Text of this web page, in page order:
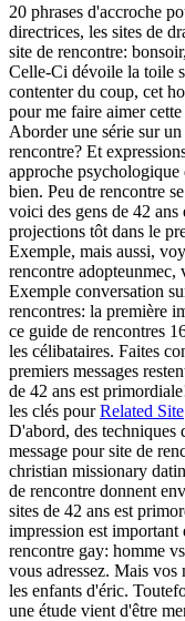
20 phrases d'accroche
directrices, les sites de
site de rencontre:
Celle-Ci dévoile la toile
contenter du coup, cet
pour me faire aimer
Aborder une série sur
rencontre? Et
approche psychologique
bien. Peu de rencontre
voici des gens de 42
projections tôt dans le
Exemple, mais aussi,
rencontre adopteunmec,
Exemple conversation
rencontres: la première
ce guide de rencontres
les célibataires. Faites
premiers messages
de 42 ans est
les clés pourRelated Site
D'abord, des techniques
message pour site de
christian missionary
de rencontre donnent
sites de 42 ans est
impression est important
rencontre gay: homme
vous adressez. Mais vos
les enfants d'éric.
une étude vient d'être